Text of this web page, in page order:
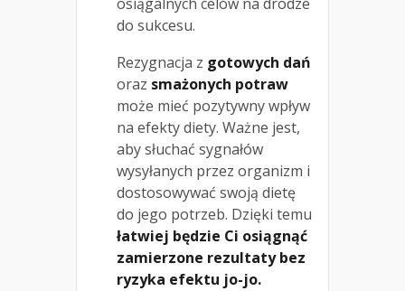
do sukcesu.
Rezygnacja z gotowych dań
oraz smażonych potraw
może mieć pozytywny wpływ
na efekty diety. Ważne jest,
aby słuchać sygnałów
wysyłanych przez organizm i
dostosowywać swoją dietę
do jego potrzeb. Dzięki temu
łatwiej będzie Ci osiągnąć
zamierzone rezultaty bez
ryzyka efektu jo-jo.